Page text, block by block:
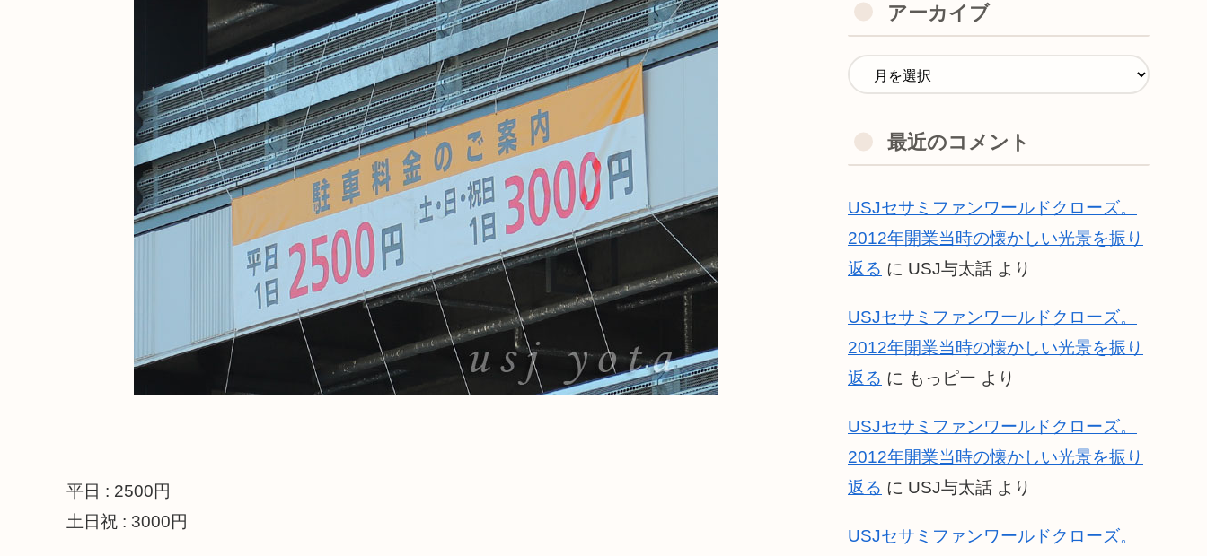
平日 : 2500円
土日祝 : 3000円
アーカイブ
最近のコメント
USJセサミファンワールドクローズ。
2012年開業当時の懐かしい光景を振り
返る に USJ与太話 より
USJセサミファンワールドクローズ。
2012年開業当時の懐かしい光景を振り
返る に もっピー より
USJセサミファンワールドクローズ。
2012年開業当時の懐かしい光景を振り
返る に USJ与太話 より
USJセサミファンワールドクローズ。